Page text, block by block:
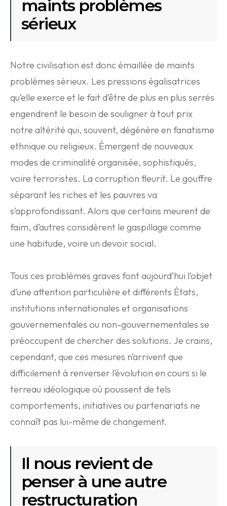
maints problèmes
sérieux
Notre civilisation est donc émaillée de maints
problèmes sérieux. Les pressions égalisatrices
qu’elle exerce et le fait d’être de plus en plus serrés
engendrent le besoin de souligner à tout prix
notre altérité qui, souvent, dégénère en fanatisme
ethnique ou religieux. Émergent de nouveaux
modes de criminalité organisée, sophistiqués,
voire terroristes. La corruption fleurit. Le gouffre
séparant les riches et les pauvres va
s’approfondissant. Alors que certains meurent de
faim, d’autres considèrent le gaspillage comme
une habitude, voire un devoir social.
Tous ces problèmes graves font aujourd’hui l’objet
d’une attention particulière et différents États,
institutions internationales et organisations
gouvernementales ou non-gouvernementales se
préoccupent de chercher des solutions. Je crains,
cependant, que ces mesures n’arrivent que
difficilement à renverser l’évolution en cours si le
terreau idéologique où poussent de tels
comportements, initiatives ou partenariats ne
connaît pas lui-même de changement.
Il nous revient de
penser à une autre
restructuration